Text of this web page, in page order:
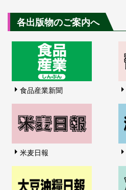
各出版物のご案内へ
食品産業新聞
米麦日報